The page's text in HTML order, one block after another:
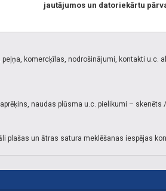
jautājumos un datoriekārtu
komercķīlas, nodrošinājumi, kontakti u.c.
naudas plūsma u.c. pielikumi – skenēts
plašas un ātras satura meklēšanas iespējas